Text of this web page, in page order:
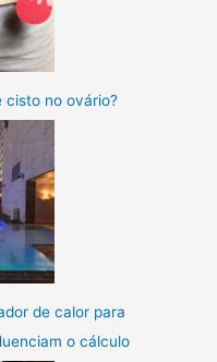
cisto no ovário?
de calor para
o cálculo